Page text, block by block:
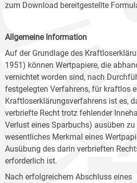
zum Download bereitgestellte
Allgemeine Information
Auf der Grundlage des
1951) können Wertpapiere, die
vernichtet worden sind, nach
festgelegten Verfahrens, für kraftlos
Kraftloserklärungsverfahrens ist es,
verbriefte Recht trotz fehlender
Verlust eines Sparbuchs) ausüben zu
wesentliches Merkmal eines
Ausübung des darin verbrieften
erforderlich ist.
Nach erfolgreichem Abschluss eines